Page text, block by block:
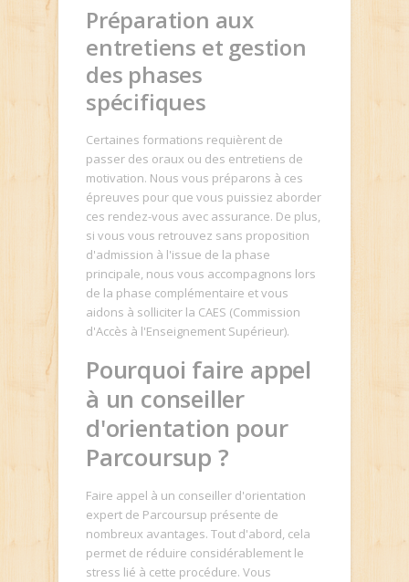
Préparation aux
entretiens et gestion
des phases
spécifiques
Certaines formations requièrent de
passer des oraux ou des entretiens de
motivation. Nous vous préparons à ces
épreuves pour que vous puissiez aborder
ces rendez-vous avec assurance. De plus,
si vous vous retrouvez sans proposition
d'admission à l'issue de la phase
principale, nous vous accompagnons lors
de la phase complémentaire et vous
aidons à solliciter la CAES (Commission
d'Accès à l'Enseignement Supérieur).
Pourquoi faire appel
à un conseiller
d'orientation pour
Parcoursup ?
Faire appel à un conseiller d'orientation
expert de Parcoursup présente de
nombreux avantages. Tout d'abord, cela
permet de réduire considérablement le
stress lié à cette procédure. Vous